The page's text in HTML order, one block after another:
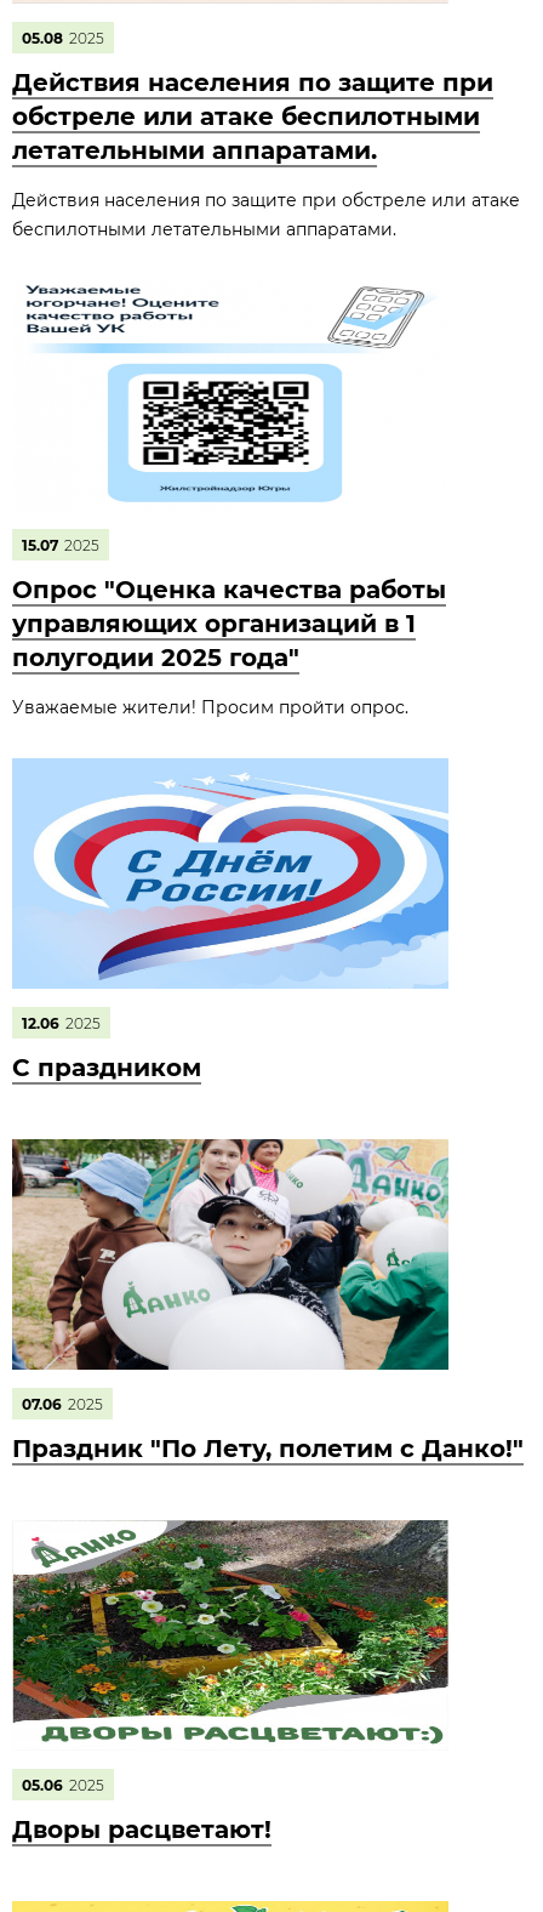
05.08 2025
Действия населения по защите при
обстреле или атаке беспилотными
летательными аппаратами.
Действия населения по защите при обстреле или атаке
беспилотными летательными аппаратами.
15.07 2025
Опрос "Оценка качества работы
управляющих организаций в 1
полугодии 2025 года"
Уважаемые жители! Просим пройти опрос.
12.06 2025
С праздником
07.06 2025
Праздник "По Лету, полетим с Данко!"
05.06 2025
Дворы расцветают!